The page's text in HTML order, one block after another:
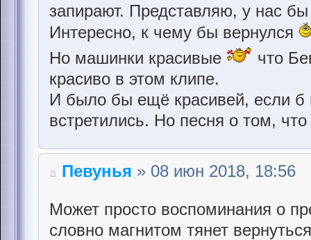
запирают. Представляю, у нас
Интересно, к чему бы вернулся
Но машинки красивые
что
красиво в этом клипе.
И было бы ещё красивей, если б
встретились. Но песня о том,
Певунья » 08 июн 2018, 18:56
Может просто воспоминания о
словно магнитом тянет